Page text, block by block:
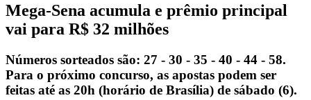
Mega-Sena acumula e prêmio principal
vai para R$ 32 milhões
Números sorteados são: 27 - 30 - 35 - 40 - 44 - 58.
Para o próximo concurso, as apostas podem ser
feitas até as 20h (horário de Brasília) de sábado (6).